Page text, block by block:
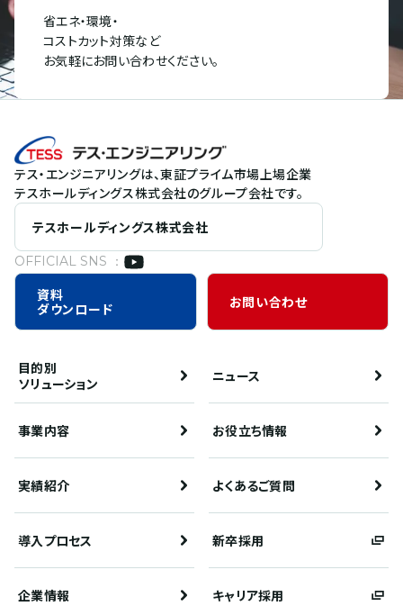
省エネ・環境・
コストカット対策など
お気軽にお問い合わせください。
テス・エンジニアリングは、東証プライム市場上場企業
テスホールディングス株式会社のグループ会社です。
テスホールディングス株式会社
OFFICIAL SNS ：
資料
ダウンロード
お問い合わせ
目的別
ソリューション
ニュース
事業内容 お役立ち情報
実績紹介 よくあるご質問
導入プロセス 新卒採用
企業情報 キャリア採用